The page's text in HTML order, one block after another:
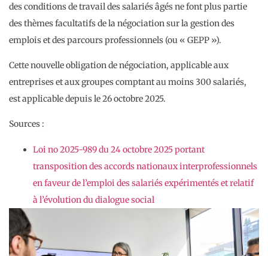
des conditions de travail des salariés âgés ne font plus partie
des thèmes facultatifs de la négociation sur la gestion des
emplois et des parcours professionnels (ou « GEPP »).
Cette nouvelle obligation de négociation, applicable aux
entreprises et aux groupes comptant au moins 300 salariés,
est applicable depuis le 26 octobre 2025.
Sources :
Loi no 2025-989 du 24 octobre 2025 portant
transposition des accords nationaux interprofessionnels
en faveur de l’emploi des salariés expérimentés et relatif
à l’évolution du dialogue social